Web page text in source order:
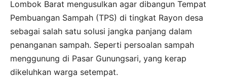
Lombok Barat mengusulkan agar dibangun Tempat
Pembuangan Sampah (TPS) di tingkat Rayon desa
sebagai salah satu solusi jangka panjang dalam
penanganan sampah. Seperti persoalan sampah
menggunung di Pasar Gunungsari, yang kerap
dikeluhkan warga setempat.